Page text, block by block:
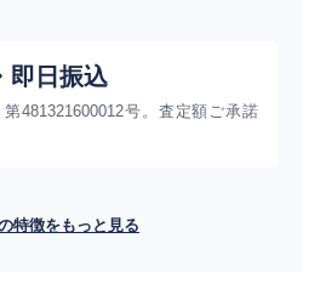
即日振込
481321600012号。査定額ご承諾
特徴をもっと見る